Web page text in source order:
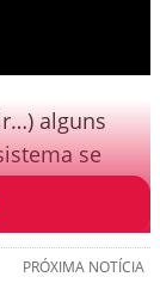
alguns
se
PRÓXIMA NOTÍCIA